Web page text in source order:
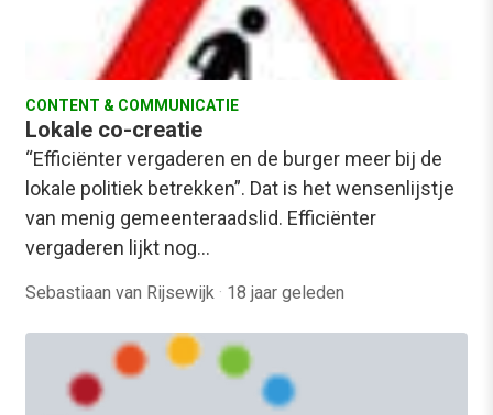
CONTENT & COMMUNICATIE
Lokale co-creatie
“Efficiënter vergaderen en de burger meer bij de
lokale politiek betrekken”. Dat is het wensenlijstje
van menig gemeenteraadslid. Efficiënter
vergaderen lijkt nog…
Sebastiaan van Rijsewijk · 18 jaar geleden